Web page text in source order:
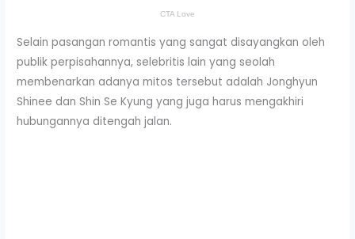
Selain pasangan romantis yang sangat disayangkan oleh
publik perpisahannya, selebritis lain yang seolah
membenarkan adanya mitos tersebut adalah Jonghyun
Shinee dan Shin Se Kyung yang juga harus mengakhiri
hubungannya ditengah jalan.